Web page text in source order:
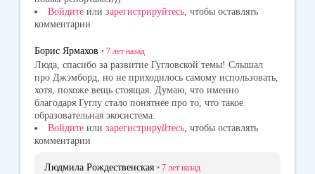
Войдите или зарегистрируйтесь , чтобы оставлять
комментарии
Борис Ярмахов • 7 лет назад
Люда, спасибо за развитие Гугловской темы! Слышал
про Джэмборд, но не приходилось самому использовать,
хотя, похоже вещь стоящая. Думаю, что именно
благодаря Гуглу стало понятнее про то, что такое
образовательная экосистема.
Войдите или зарегистрируйтесь, чтобы оставлять
комментарии
Людмила Рождественская • 7 лет назад